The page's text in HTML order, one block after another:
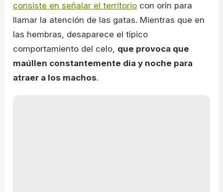
consiste en señalar el territorio con orín para
llamar la atención de las gatas. Mientras que en
las hembras, desaparece el típico
comportamiento del celo, que provoca que
maúllen constantemente día y noche para
atraer a los machos.